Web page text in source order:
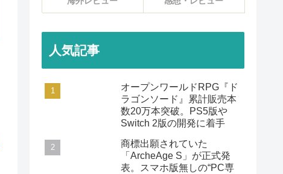
人気記事
オープンワールドRPG『ド
ラゴンソード』累計販売本
数20万本突破。PS5版や
Switch 2版の開発に着手
商標出願されていた
「ArcheAge S」が正式発
表。スマホ版無しの“PC専